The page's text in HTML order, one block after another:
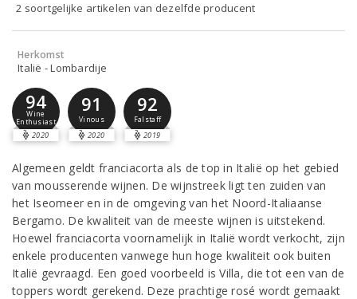
2 soortgelijke artikelen van dezelfde producent
Herkomst
Italië - Lombardije
94
Wine
Enthusiast
2020
91
Vinous
2020
92
Falstaff
2019
Algemeen geldt franciacorta als de top in Italië op het gebied
van mousserende wijnen. De wijnstreek ligt ten zuiden van
het Iseomeer en in de omgeving van het Noord-Italiaanse
Bergamo. De kwaliteit van de meeste wijnen is uitstekend.
Hoewel franciacorta voornamelijk in Italië wordt verkocht, zijn
enkele producenten vanwege hun hoge kwaliteit ook buiten
Italië gevraagd. Een goed voorbeeld is Villa, die tot een van de
toppers wordt gerekend. Deze prachtige rosé wordt gemaakt